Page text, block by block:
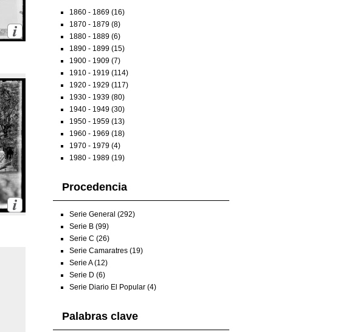
1860 - 1869 (16)
1870 - 1879 (8)
1880 - 1889 (6)
1890 - 1899 (15)
1900 - 1909 (7)
1910 - 1919 (114)
1920 - 1929 (117)
1930 - 1939 (80)
1940 - 1949 (30)
1950 - 1959 (13)
1960 - 1969 (18)
1970 - 1979 (4)
1980 - 1989 (19)
Procedencia
Serie General (292)
Serie B (99)
Serie C (26)
Serie Camaratres (19)
Serie A (12)
Serie D (6)
Serie Diario El Popular (4)
Palabras clave